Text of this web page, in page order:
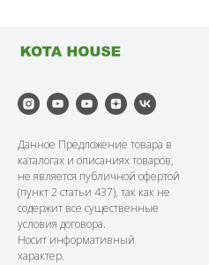
Данное Предложение товара в
каталогах и описаниях товаров,
не является публичной офертой
(пункт 2 статьи 437), так как не
содержит все существенные
условия договора.
Носит информативный
характер.